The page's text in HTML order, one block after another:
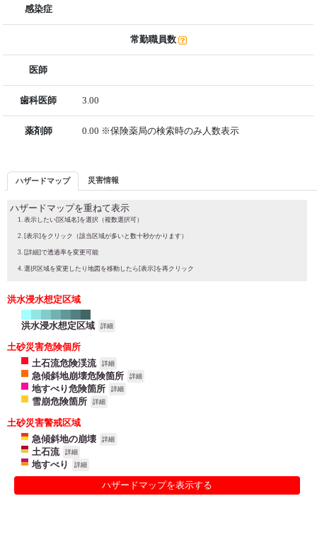
感染症
常勤職員数
医師
歯科医師 3.00
薬剤師 0.00 ※保険薬局の検索時のみ人数表示
ハザードマップ 災害情報
ハザードマップを重ねて表示
表示したい[区域名]を選択（複数選択可）
[表示]をクリック（該当区域が多いと数十秒かかります）
[詳細]で透過率を変更可能
選択区域を変更したり地図を移動したら[表示]を再クリック
洪水浸水想定区域
洪水浸水想定区域 詳細
土砂災害危険個所
土石流危険渓流
詳細
急傾斜地崩壊危険箇所 詳細
地すべり危険箇所 詳細
雪崩危険箇所 詳細
土砂災害警戒区域
急傾斜地の崩壊
詳細
土石流 詳細
地すべり 詳細
ハザードマップを表示する